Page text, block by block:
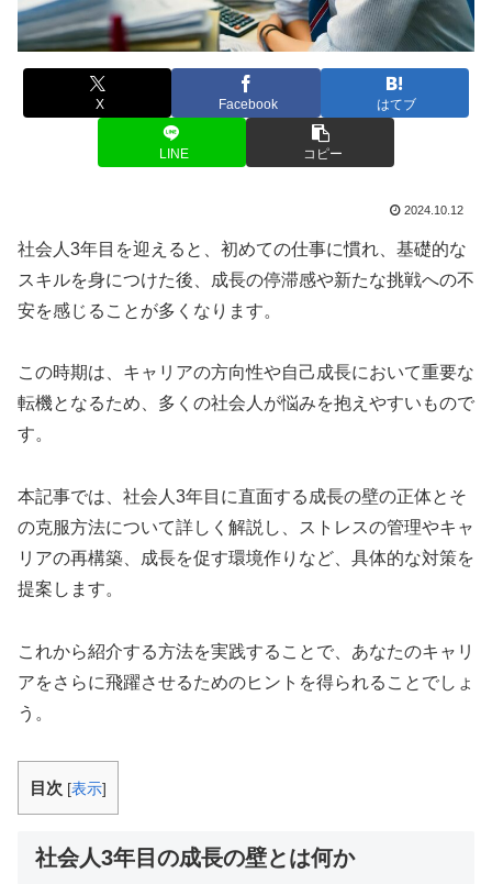
X Facebook はてブ
LINE コピー
2024.10.12
社会人3年目を迎えると、初めての仕事に慣れ、基礎的な
スキルを身につけた後、成長の停滞感や新たな挑戦への不
安を感じることが多くなります。
この時期は、キャリアの方向性や自己成長において重要な
転機となるため、多くの社会人が悩みを抱えやすいもので
す。
本記事では、社会人3年目に直面する成長の壁の正体とそ
の克服方法について詳しく解説し、ストレスの管理やキャ
リアの再構築、成長を促す環境作りなど、具体的な対策を
提案します。
これから紹介する方法を実践することで、あなたのキャリ
アをさらに飛躍させるためのヒントを得られることでしょ
う。
目次 [表示]
社会人3年目の成長の壁とは何か